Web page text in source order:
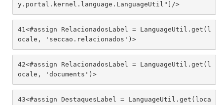
y.portal.kernel.language.LanguageUtil"]/>
41<#assign RelacionadosLabel = LanguageUtil.get(l
ocale, 'seccao.relacionados')>
42<#assign RelacionadosLabel = LanguageUtil.get(l
ocale, 'documents')>
43<#assign DestaquesLabel = LanguageUtil.get(loca